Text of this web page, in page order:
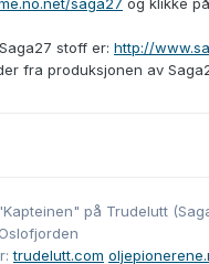
stoff er: http://
fra produksjonen av
på Trudelutt
trudelutt.com